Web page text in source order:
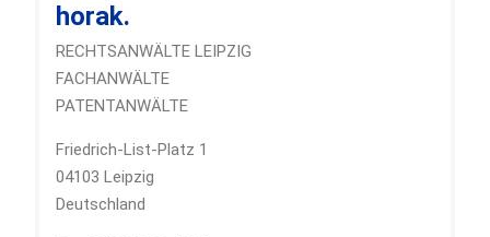
horak.
RECHTSANWÄLTE LEIPZIG
FACHANWÄLTE
PATENTANWÄLTE
Friedrich-List-Platz 1
04103 Leipzig
Deutschland